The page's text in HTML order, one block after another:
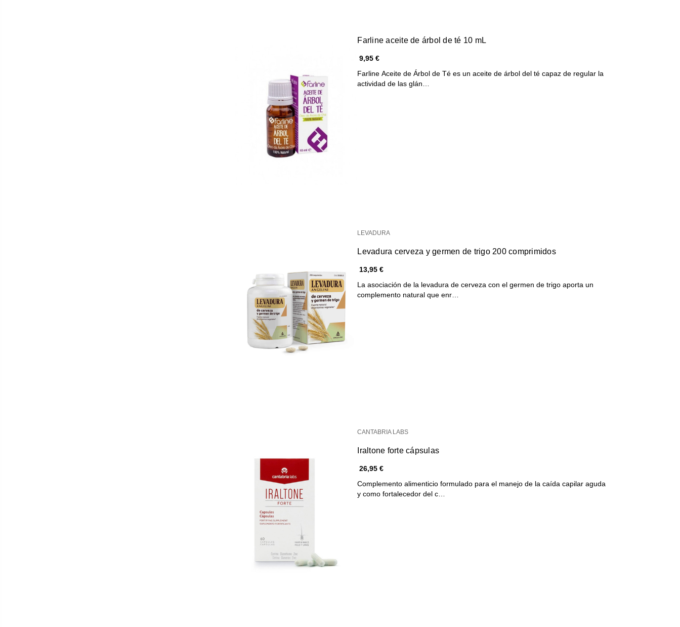
Farline aceite de árbol de té 10 mL
9,95 €
Farline Aceite de Árbol de Té es un aceite de árbol del té capaz de regular la
actividad de las glán…
LEVADURA
Levadura cerveza y germen de trigo 200 comprimidos
13,95 €
La asociación de la levadura de cerveza con el germen de trigo aporta un
complemento natural que enr…
CANTABRIA LABS
Iraltone forte cápsulas
26,95 €
Complemento alimenticio formulado para el manejo de la caída capilar aguda
y como fortalecedor del c…